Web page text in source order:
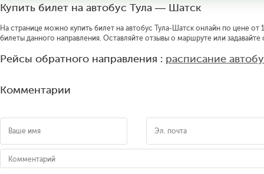
Купить билет на автобус Тула — Шатск
На странице можно купить билет на автобус Тула-Шатск онлайн по цене от
билеты данного направления. Оставляйте отзывы о маршруте или
Рейсы обратного направления : расписание
Комментарии